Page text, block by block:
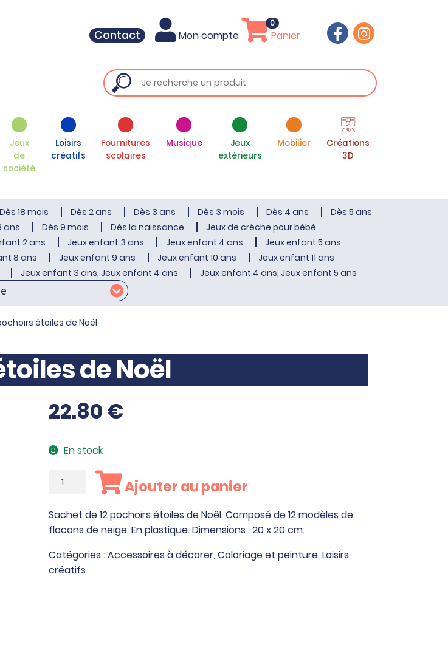
Contact Mon compte Panier
0
Jeux
de
société
Loisirs
créatifs
Fournitures
scolaires
Musique
Jeux
extérieurs
Mobilier
Créations
3D
Dès 18 mois Dès 2 ans Dès 3 ans Dès 3 mois Dès 4 ans
Dès 5 ans
ans Dès 9 mois Dès la naissance
Jeux de crèche pour bébé
2 ans Jeux enfant 3 ans Jeux enfant 4 ans
Jeux enfant 5 ans
8 ans Jeux enfant 9 ans Jeux enfant 10 ans
Jeux enfant 11 ans
Jeux enfant 3 ans, Jeux enfant 4 ans Jeux enfant 4 ans, Jeux enfant 5 ans
étoiles de Noël
de Noël
22.80€
En stock
quantité
Sachet
de
12
pochoirs
étoiles
Ajouter au panier
Sachet de 12 pochoirs étoiles de Noël. Composé de 12 modèles de
flocons de neige. En plastique. Dimensions : 20 x 20 cm.
Catégories :Accessoires à décorer, Coloriage et peinture, Loisirs
créatifs